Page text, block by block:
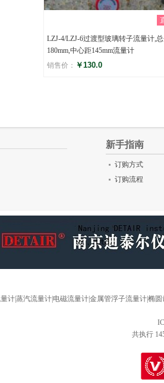
LZJ-4/LZJ-6过渡型玻璃转子流量计,
180mm,中心距145mm流量计
销售价： ￥130.0
新手指南
订购方式
订购流程
计|蒸汽流量计|电磁流量计|金属管浮子流量计|椭
共执行